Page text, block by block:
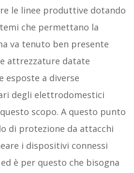
le linee produttive dotando
che permettano la
va tenuto ben presente
attrezzature datate
esposte a diverse
degli elettrodomestici
scopo. A questo punto
di protezione da attacchi
i dispositivi connessi
è per questo che bisogna